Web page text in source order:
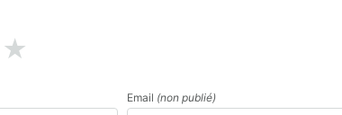
★
Email (non publié)